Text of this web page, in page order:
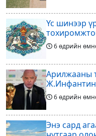
Үс шинээр
6 өдрийн
Арилжааны
6 өдрийн
Энэ сард